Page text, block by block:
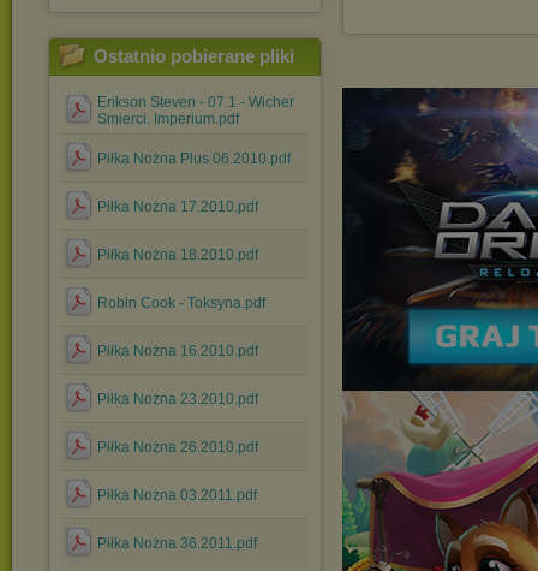
Ostatnio pobierane pliki
Erikson Steven - 07.1 - Wicher
Smierci. Imperium.pdf
Piłka Nożna Plus 06.2010.pdf
Piłka Nożna 17.2010.pdf
Piłka Nożna 18.2010.pdf
Robin Cook - Toksyna.pdf
Piłka Nożna 16.2010.pdf
Piłka Nożna 23.2010.pdf
Piłka Nożna 26.2010.pdf
Piłka Nożna 03.2011.pdf
Piłka Nożna 36.2011.pdf